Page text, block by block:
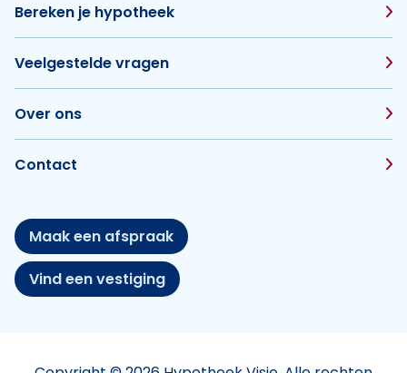
Bereken je hypotheek
Veelgestelde vragen
Over ons
Contact
Maak een afspraak
Vind een vestiging